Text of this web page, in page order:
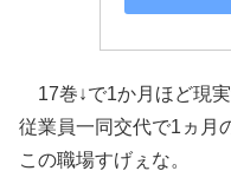
17巻↓で1か月ほど現
従業員一同交代で1ヵ月
この職場すげぇな。